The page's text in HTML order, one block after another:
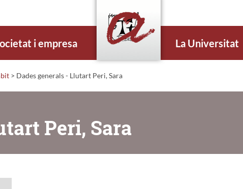
i empresa La Universitat
> Dades generals - Llutart Peri, Sara
Peri, Sara